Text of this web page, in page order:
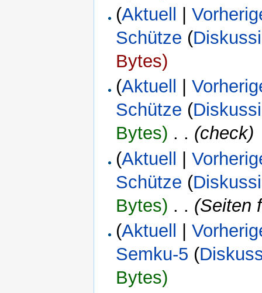
(Aktuell |
Schütze (
Bytes)
(Aktuell |
Schütze (
Bytes) . . (check)
(Aktuell |
Schütze (
Bytes) . . (Seiten
(Aktuell |
Semku-5 (
Bytes)